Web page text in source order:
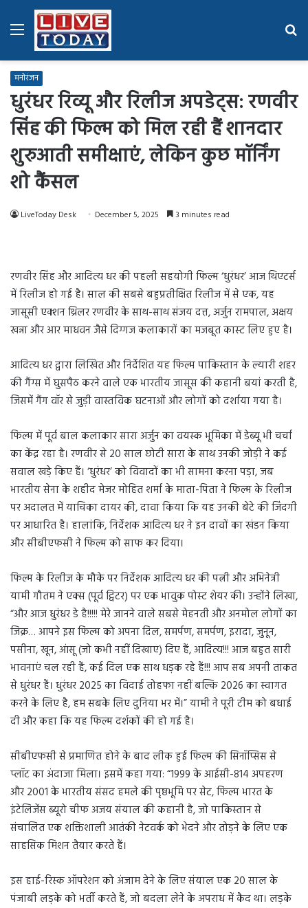
Menu
मनोरंजन
धुरंधर रिव्यू और रिलीज अपडेट्स: रणवीर
सिंह की फिल्म को मिल रही हैं शानदार
शुरुआती समीक्षाएं, लेकिन कुछ मॉर्निंग
शो कैंसल
LiveToday Desk December 5, 2025 3 minutes read
रणवीर सिंह और आदित्य धर की पहली सहयोगी फिल्म ‘धुरंधर’ आज थिएटर्स
में रिलीज हो गई है। साल की सबसे बहुप्रतीक्षित रिलीज में से एक, यह
जासूसी एक्शन थ्रिलर रणवीर के साथ-साथ संजय दत्त, अर्जुन रामपाल, अक्षय
खन्ना और आर माधवन जैसे दिग्गज कलाकारों का मजबूत कास्ट लिए हुए है।
आदित्य धर द्वारा लिखित और निर्देशित यह फिल्म पाकिस्तान के ल्यारी शहर
की गैंग्स में घुसपैठ करने वाले एक भारतीय जासूस की कहानी बयां करती है,
जिसमें गैंग वॉर से जुड़ी वास्तविक घटनाओं और लोगों को दर्शाया गया है।
फिल्म में पूर्व बाल कलाकार सारा अर्जुन का वयस्क भूमिका में डेब्यू भी चर्चा
का केंद्र रहा है। रणवीर से 20 साल छोटी सारा के साथ उनकी जोड़ी ने कई
सवाल खड़े किए हैं। ‘धुरंधर’ को विवादों का भी सामना करना पड़ा, जब
भारतीय सेना के शहीद मेजर मोहित शर्मा के माता-पिता ने फिल्म के रिलीज
पर अदालत में याचिका दायर की, दावा किया कि यह उनकी बेटे की जिंदगी
पर आधारित है। हालांकि, निर्देशक आदित्य धर ने इन दावों का खंडन किया
और सीबीएफसी ने फिल्म को साफ कर दिया।
फिल्म के रिलीज के मौके पर निर्देशक आदित्य धर की पत्नी और अभिनेत्री
यामी गौतम ने एक्स (पूर्व ट्विटर) पर एक भावुक पोस्ट शेयर की। उन्होंने लिखा,
“और आज धुरंधर डे है!!!!! मेरे जानने वाले सबसे मेहनती और अनमोल लोगों का
जिक्र… आपने इस फिल्म को अपना दिल, समर्पण, समर्पण, इरादा, जुनून,
पसीना, खून, आंसू (जो कभी नहीं दिखाए) दिए हैं, आदित्य!!! आज बहुत सारी
भावनाएं चल रही हैं, कई दिल एक साथ धड़क रहे हैं!!! आप सब अपनी ताकत
से धुरंधर हैं। धुरंधर 2025 का विदाई तोहफा नहीं बल्कि 2026 का स्वागत
करने के लिए है, हम सबके लिए दुनिया भर में।” यामी ने पूरी टीम को बधाई
दी और कहा कि यह फिल्म दर्शकों की हो गई है।
सीबीएफसी से प्रमाणित होने के बाद लीक हुई फिल्म की सिनॉप्सिस से
प्लॉट का अंदाजा मिला। इसमें कहा गया: “1999 के आईसी-814 अपहरण
और 2001 के भारतीय संसद हमले की पृष्ठभूमि पर सेट, फिल्म भारत के
इंटेलिजेंस ब्यूरो चीफ अजय संयाल की कहानी है, जो पाकिस्तान से
संचालित एक शक्तिशाली आतंकी नेटवर्क को भेदने और तोड़ने के लिए एक
साहसिक मिशन तैयार करते हैं।
इस हाई-रिस्क ऑपरेशन को अंजाम देने के लिए संयाल एक 20 साल के
पंजाबी लड़के को भर्ती करते हैं, जो बदला लेने के अपराध में कैद था। लड़के